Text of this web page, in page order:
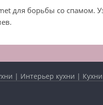
для борьбы со спамом.
| Интерьер кухни |